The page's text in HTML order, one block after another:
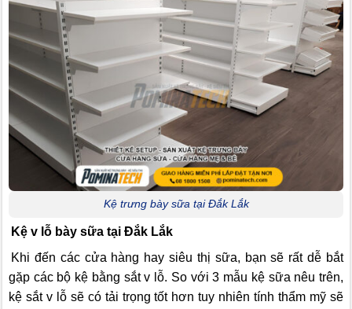
Kệ trưng bày sữa tại Đắk Lắk
Kệ v lỗ bày sữa tại Đắk Lắk
Khi đến các cửa hàng hay siêu thị sữa, bạn sẽ rất dễ bắt
gặp các bộ kệ bằng sắt v lỗ. So với 3 mẫu kệ sữa nêu trên,
kệ sắt v lỗ sẽ có tải trọng tốt hơn tuy nhiên tính thẩm mỹ sẽ